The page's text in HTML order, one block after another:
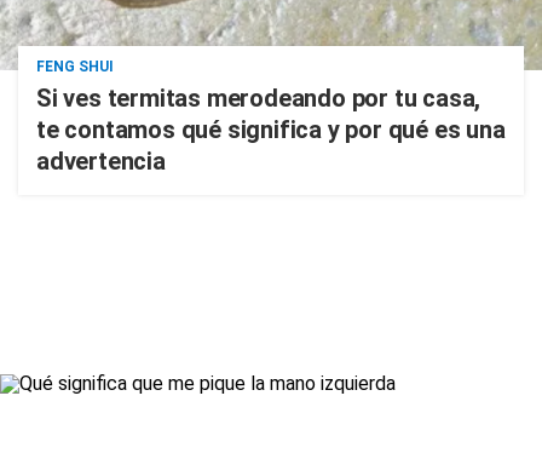
FENG SHUI
Si ves termitas merodeando por tu casa,
te contamos qué significa y por qué es una
advertencia